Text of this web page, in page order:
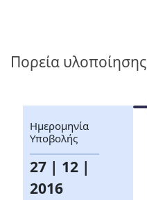
Πορεία υλοποίησης
Ημερομηνία
Υποβολής
27 | 12 |
2016